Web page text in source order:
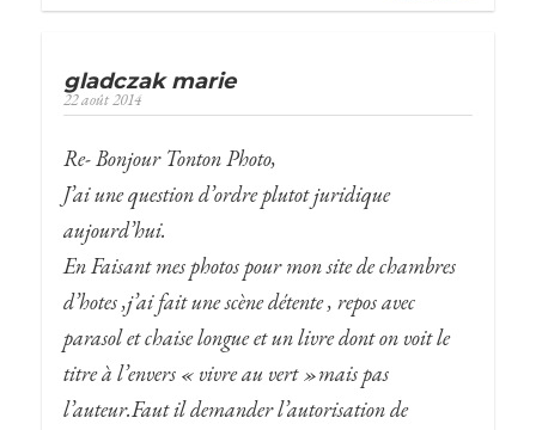
gladczak marie
22 août 2014
Re- Bonjour Tonton Photo,
J’ai une question d’ordre plutot juridique
aujourd’hui.
En Faisant mes photos pour mon site de chambres
d’hotes ,j’ai fait une scène détente , repos avec
parasol et chaise longue et un livre dont on voit le
titre à l’envers « vivre au vert »mais pas
l’auteur.Faut il demander l’autorisation de